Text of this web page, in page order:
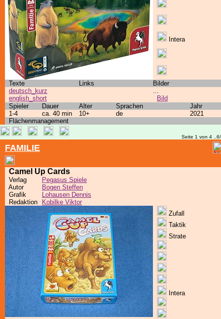
Intera
Texte Links
Bilder
deutsch_kurz
english_short
...
Bild
Spieler
Dauer Alter Sprachen
Jahr
1-4
ca. 40 min 10+ de
2021
Flächenmanagement
Seite 1 von 4
FAMILIE
Camel Up Cards
Verlag
Pegasus Spiele
Autor
Bogen Steffen
Grafik
Lohausen Dennis
Redaktion
Kobilke Viktor
Zufall
Taktik
Strate
Intera